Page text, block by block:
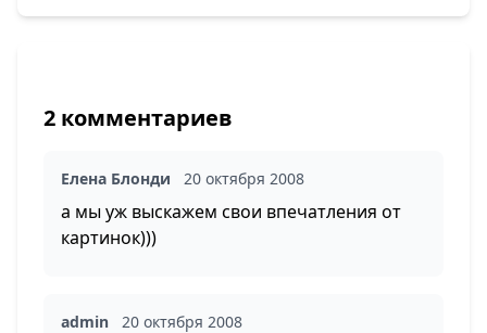
2 комментариев
Елена Блонди 20 октября 2008
а мы уж выскажем свои впечатления от
картинок)))
admin 20 октября 2008